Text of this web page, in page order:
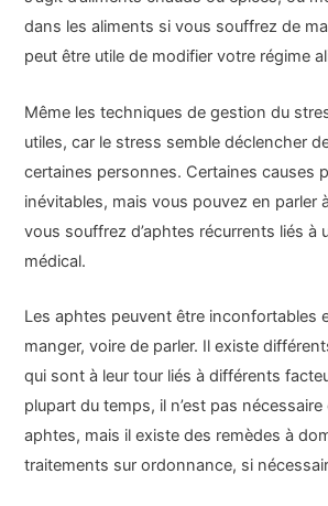
dans les aliments si vous souffrez de
peut être utile de modifier votre régime
Même les techniques de gestion du
utiles, car le stress semble déclencher
certaines personnes. Certaines causes
inévitables, mais vous pouvez en parler
vous souffrez d’aphtes récurrents liés à
médical.
Les aphtes peuvent être inconfortables
manger, voire de parler. Il existe
qui sont à leur tour liés à différents
plupart du temps, il n’est pas nécessaire
aphtes, mais il existe des remèdes à
traitements sur ordonnance, si